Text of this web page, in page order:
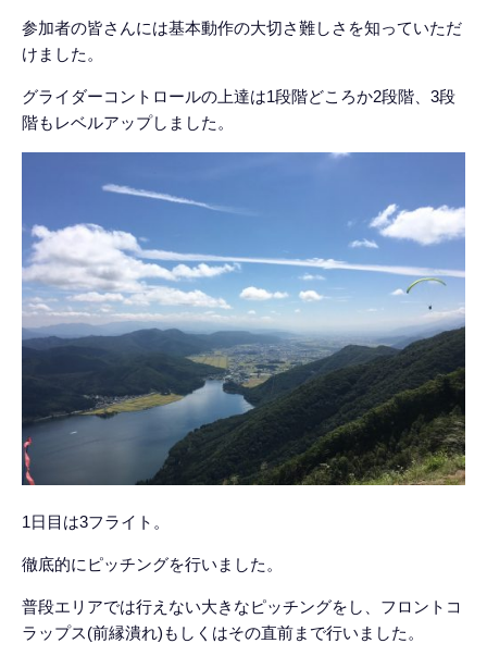
参加者の皆さんには基本動作の大切さ難しさを知っていただ
けました。
グライダーコントロールの上達は1段階どころか2段階、3段
階もレベルアップしました。
1日目は3フライト。
徹底的にピッチングを行いました。
普段エリアでは行えない大きなピッチングをし、フロントコ
ラップス(前縁潰れ)もしくはその直前まで行いました。